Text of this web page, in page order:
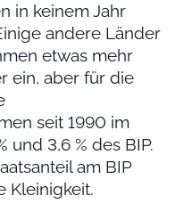
in keinem Jahr
andere Länder
etwas mehr
ein, aber für die
seit 1990 im
und 3,6 % des BIP.
am BIP
Kleinigkeit.